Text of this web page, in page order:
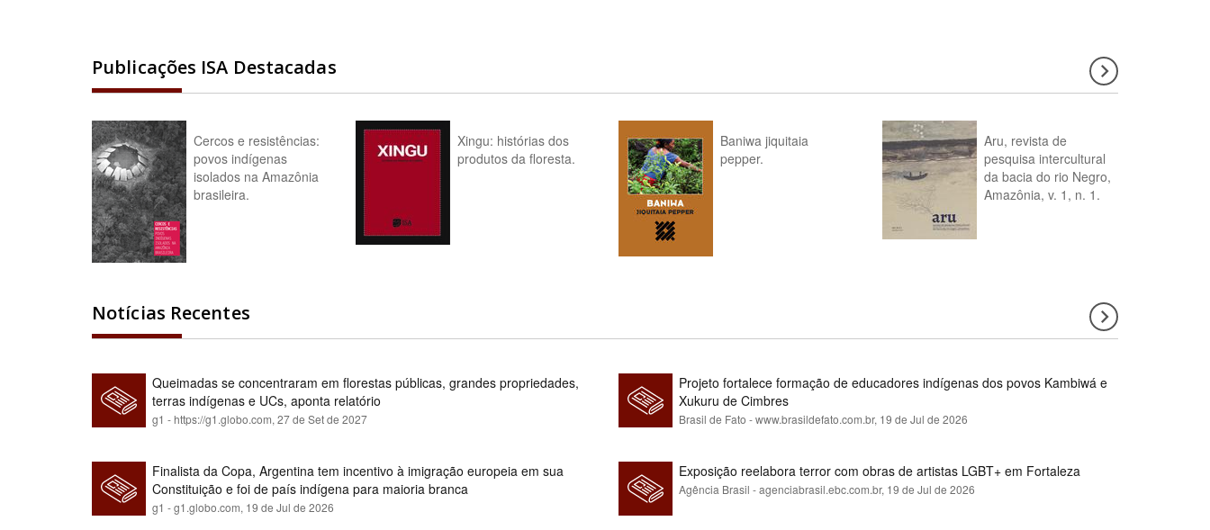
Publicações ISA Destacadas
Cercos e resistências:
povos indígenas
isolados na Amazônia
brasileira.
Xingu: histórias dos
produtos da floresta.
Baniwa jiquitaia
pepper.
Aru, revista de
pesquisa intercultural
da bacia do rio Negro,
Amazônia, v. 1, n. 1.
Notícias Recentes
Queimadas se concentraram em florestas públicas, grandes propriedades,
terras indígenas e UCs, aponta relatório
g1 - https://g1.globo.com, 27 de Set de 2027
Projeto fortalece formação de educadores indígenas dos povos Kambiwá e
Xukuru de Cimbres
Brasil de Fato - www.brasildefato.com.br, 19 de Jul de 2026
Finalista da Copa, Argentina tem incentivo à imigração europeia em sua
Constituição e foi de país indígena para maioria branca
g1 - g1.globo.com, 19 de Jul de 2026
Exposição reelabora terror com obras de artistas LGBT+ em Fortaleza
Agência Brasil - agenciabrasil.ebc.com.br, 19 de Jul de 2026